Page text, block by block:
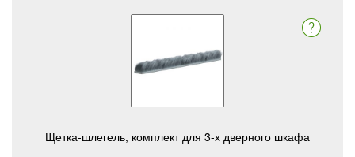
Щетка-шлегель, комплект для 3-х дверного шкафа